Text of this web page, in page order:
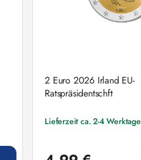
2 Euro 2026 Irland EU-
Ratspräsidentschft
Lieferzeit ca. 2-4 Werktage